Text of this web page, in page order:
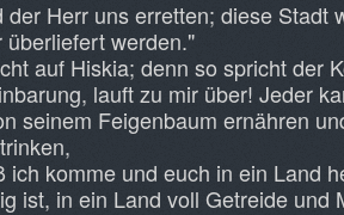
der Herr uns erretten; diese Stadt
überliefert werden."
auf Hiskia; denn so spricht der
lauft zu mir über! Jeder
seinem Feigenbaum ernähren
ich komme und euch in ein Land
ist, in ein Land voll Getreide und